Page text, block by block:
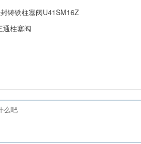
铸铁柱塞阀U41SM16Z
通柱塞阀